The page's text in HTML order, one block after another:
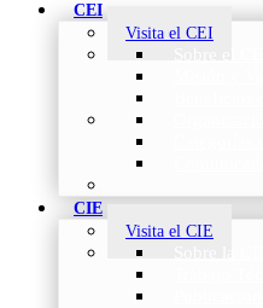
CEI
Visita el CEI
CIE
Visita el CIE